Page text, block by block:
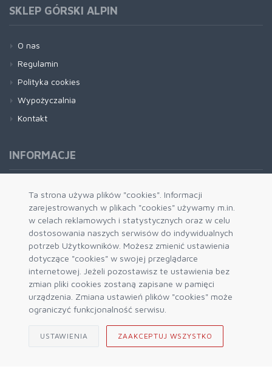
Ta strona używa plików "cookies". Informacji
zarejestrowanych w plikach "cookies" używamy m.in.
w celach reklamowych i statystycznych oraz w celu
dostosowania naszych serwisów do indywidualnych
potrzeb Użytkowników. Możesz zmienić ustawienia
dotyczące "cookies" w swojej przeglądarce
internetowej. Jeżeli pozostawisz te ustawienia bez
zmian pliki cookies zostaną zapisane w pamięci
urządzenia. Zmiana ustawień plików "cookies" może
ograniczyć funkcjonalność serwisu.
USTAWIENIA ZAAKCEPTUJ WSZYSTKO
SKLEP GÓRSKI ALPIN
O nas
Regulamin
Polityka cookies
Wypożyczalnia
Kontakt
INFORMACJE
Formy płatności
Dostawa i wysyłka
Zwrot i wymiana
System rabatowy
Kody rabatowe
Blog